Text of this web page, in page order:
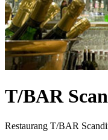
T/BAR
Restaurang T/BAR